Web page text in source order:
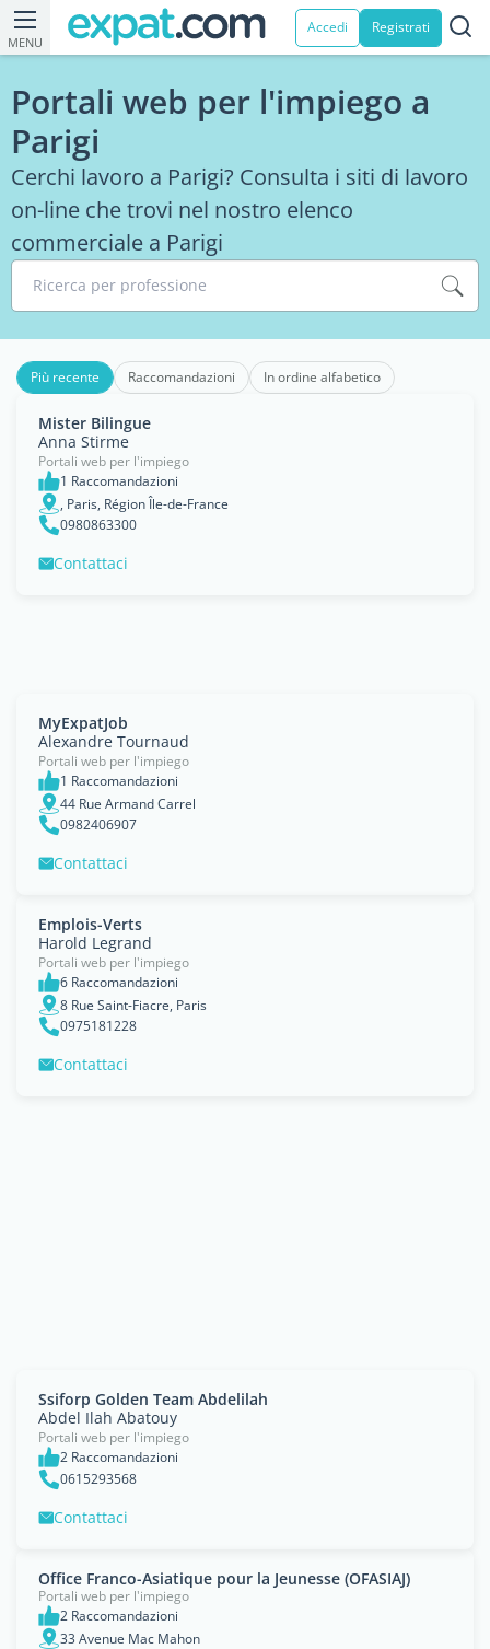
MENU
Accedi Registrati
Portali web per l'impiego a
Parigi
Cerchi lavoro a Parigi? Consulta i siti di lavoro
on-line che trovi nel nostro elenco
commerciale a Parigi
Ricerca per professione
Più recente Raccomandazioni In ordine alfabetico
Mister Bilingue
Anna Stirme
Portali web per l'impiego
1 Raccomandazioni
, Paris, Région Île-de-France
0980863300
Contattaci
MyExpatJob
Alexandre Tournaud
Portali web per l'impiego
1 Raccomandazioni
44 Rue Armand Carrel
0982406907
Contattaci
Emplois-Verts
Harold Legrand
Portali web per l'impiego
6 Raccomandazioni
8 Rue Saint-Fiacre, Paris
0975181228
Contattaci
Ssiforp Golden Team Abdelilah
Abdel Ilah Abatouy
Portali web per l'impiego
2 Raccomandazioni
0615293568
Contattaci
Office Franco-Asiatique pour la Jeunesse (OFASIAJ)
Portali web per l'impiego
2 Raccomandazioni
33 Avenue Mac Mahon